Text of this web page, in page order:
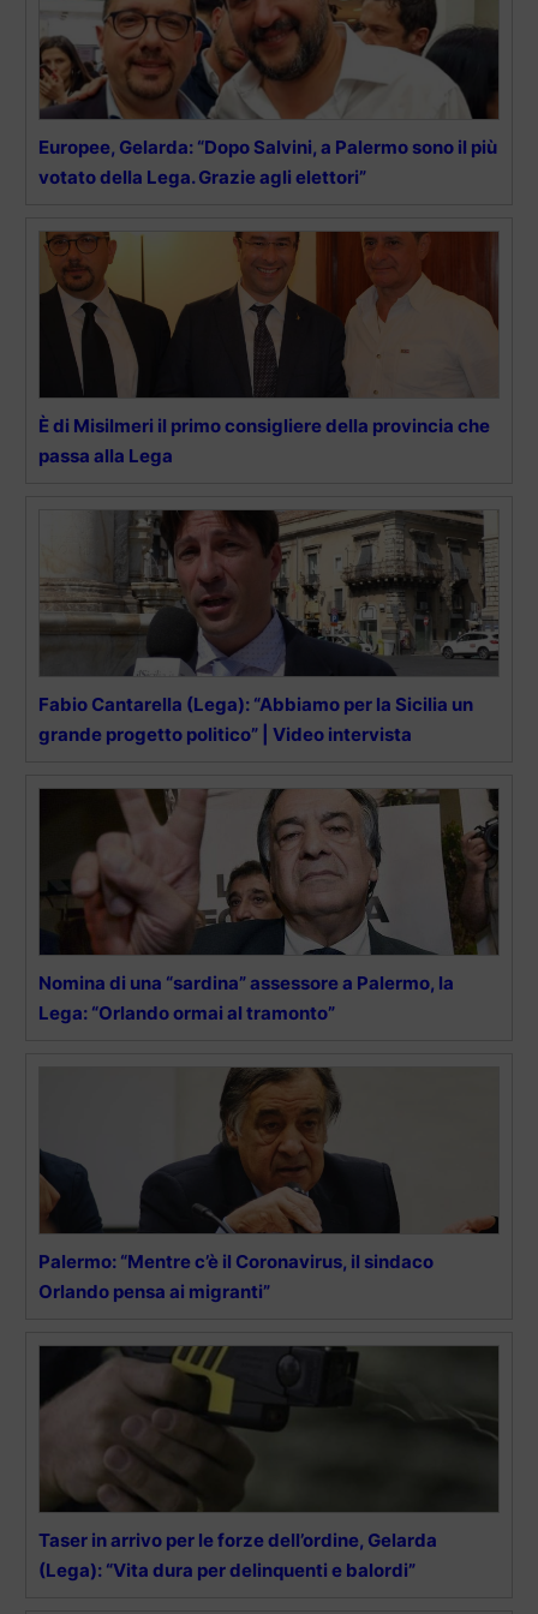
Europee, Gelarda: “Dopo Salvini, a Palermo sono il più
votato della Lega. Grazie agli elettori”
È di Misilmeri il primo consigliere della provincia che
passa alla Lega
Fabio Cantarella (Lega): “Abbiamo per la Sicilia un
grande progetto politico” | Video intervista
Nomina di una “sardina” assessore a Palermo, la
Lega: “Orlando ormai al tramonto”
Palermo: “Mentre c’è il Coronavirus, il sindaco
Orlando pensa ai migranti”
Taser in arrivo per le forze dell’ordine, Gelarda
(Lega): “Vita dura per delinquenti e balordi”